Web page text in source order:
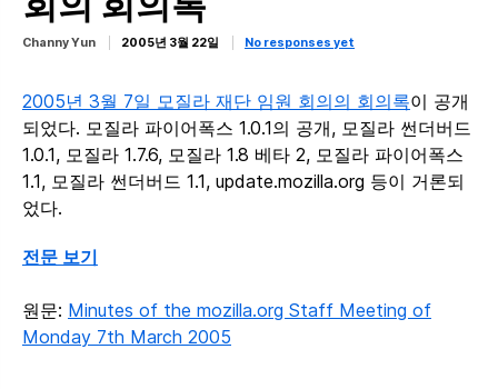
Channy Yun 2005년 3월 22일 No responses yet
2005년 3월 7일 모질라 재단 임원 회의의 회의록이 공개
되었다. 모질라 파이어폭스 1.0.1의 공개, 모질라 썬더버드
1.0.1, 모질라 1.7.6, 모질라 1.8 베타 2, 모질라 파이어폭스
1.1, 모질라 썬더버드 1.1, update.mozilla.org 등이 거론되
었다.
전문 보기
원문: Minutes of the mozilla.org Staff Meeting of
Monday 7th March 2005